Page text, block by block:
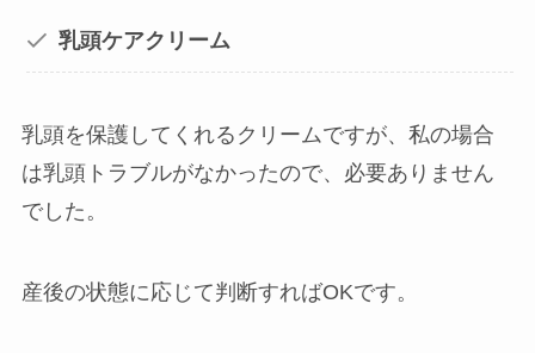
乳頭ケアクリーム
乳頭を保護してくれるクリームですが、私の場合
は乳頭トラブルがなかったので、必要ありません
でした。
産後の状態に応じて判断すればOKです。